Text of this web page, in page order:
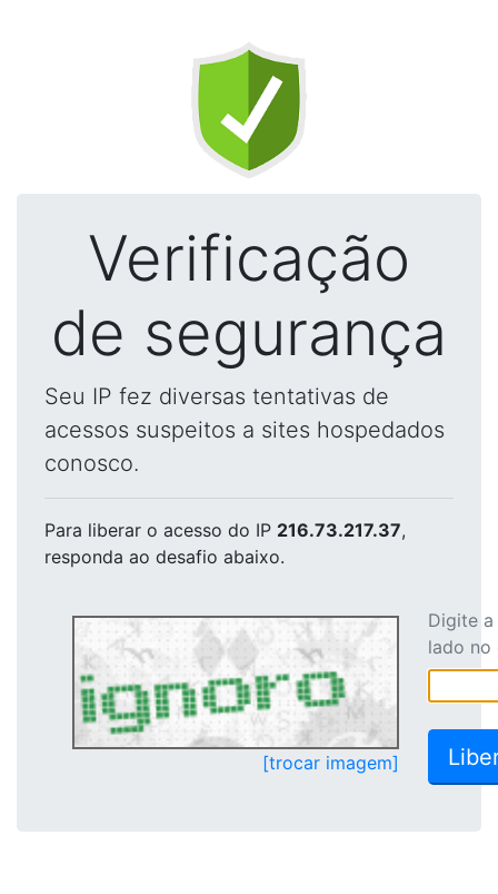
Verificação
de segurança
Seu IP fez diversas tentativas de
acessos suspeitos a sites hospedados
conosco.
Para liberar o acesso do IP 216.73.217.37,
responda ao desafio abaixo.
[trocar imagem]
Digite
lado no